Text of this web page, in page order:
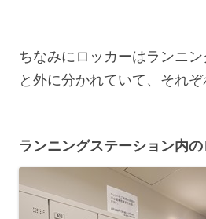
ちなみにロッカーはランニ
と外に分かれていて、それぞ
ランニングステーション内の